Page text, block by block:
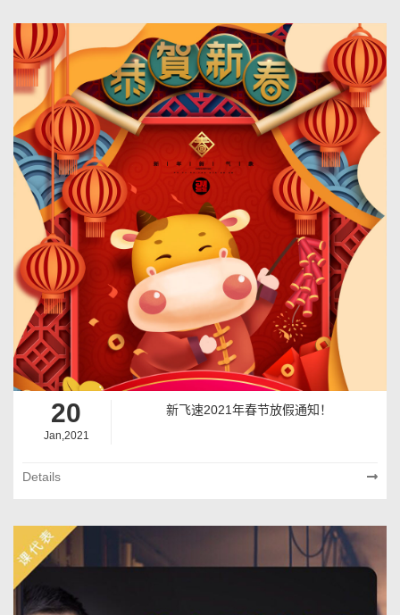
20
Jan,2021
新飞速2021年春节放假通知！
Details